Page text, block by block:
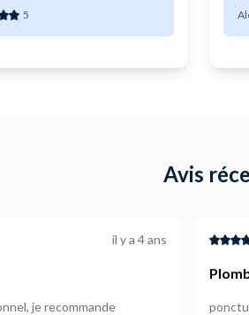
5
Avis
il y a 4 ans
je recommande